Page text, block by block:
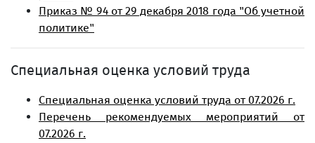
Приказ № 94 от 29 декабря 2018 года "Об учетной
политике"
Специальная оценка условий труда
Специальная оценка условий труда от 07.2026 г.
Перечень рекомендуемых мероприятий от
07.2026 г.